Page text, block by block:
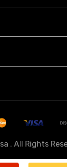
. All Rights